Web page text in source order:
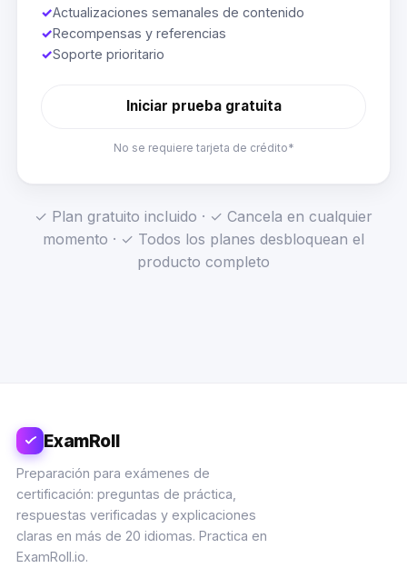
✓Actualizaciones semanales de contenido
✓Recompensas y referencias
✓Soporte prioritario
Iniciar prueba gratuita
No se requiere tarjeta de crédito*
✓ Plan gratuito incluido · ✓ Cancela en cualquier
momento · ✓ Todos los planes desbloquean el
producto completo
ExamRoll
Preparación para exámenes de
certificación: preguntas de práctica,
respuestas verificadas y explicaciones
claras en más de 20 idiomas. Practica en
ExamRoll.io.